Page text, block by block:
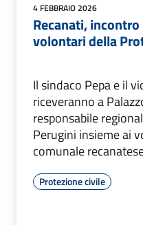
4 FEBBRAIO 2026
Recanati,
volontari della
Il sindaco Pepa e il
riceveranno a
responsabile
Perugini insieme ai
comunale
Protezione civile